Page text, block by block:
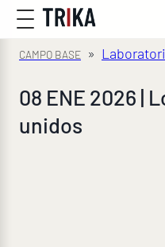
»
08 ENE 2026 |
unidos